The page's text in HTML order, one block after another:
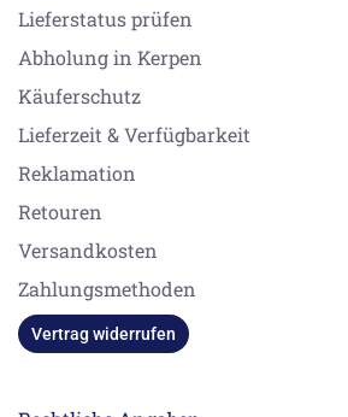
Lieferstatus prüfen
Abholung in Kerpen
Käuferschutz
Lieferzeit & Verfügbarkeit
Reklamation
Retouren
Versandkosten
Zahlungsmethoden
Vertrag widerrufen